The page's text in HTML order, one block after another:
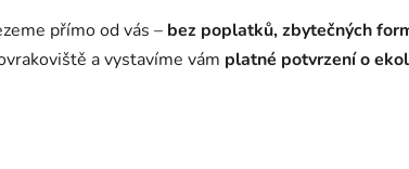
přímo od vás – bez poplatků, zbytečných
a vystavíme vám platné potvrzení o